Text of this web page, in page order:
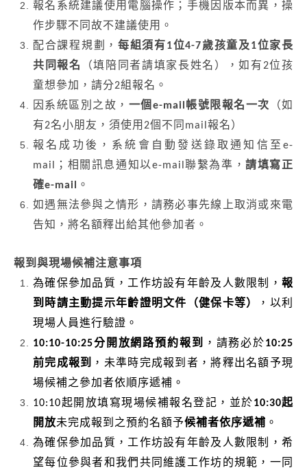
報名系統建議使用電腦操作；手機因版本而異，操
作步驟不同故不建議使用。
配合課程規劃， 每組須有1位4-7歲孩童及1位家長
共同報名
（填陪同者請填家長姓名），如有2位孩
童想參加，請分2組報名。
因系統區別之故， 一個e-mail帳號限報名一次 （如
有2名小朋友，須使用2個不同mail報名）
報名成功後，系統會自動發送錄取通知信至e-
mail；相關訊息通知以e-mail聯繫為準， 請填寫正
確e-mail
。
如遇無法參與之情形，請務必事先線上取消或來電
告知，將名額釋出給其他參加者。
報到與現場候補注意事項
為確保參加品質，工作坊設有年齡及人數限制， 報
到時請主動提示年齡證明文件（健保卡等）
，以利
現場人員進行驗證。
10:10-10:25分開放網路預約報到 ，請務必於10:25
前完成報到 ，未準時完成報到者，將釋出名額予現
場候補之參加者依順序遞補。
10:10起開放填寫現場候補報名登記，並於10:30起
開放未完成報到之預約名額予候補者依序遞補 。
為確保參加品質，工作坊設有年齡及人數限制，希
望每位參與者和我們共同維護工作坊的規範，一同